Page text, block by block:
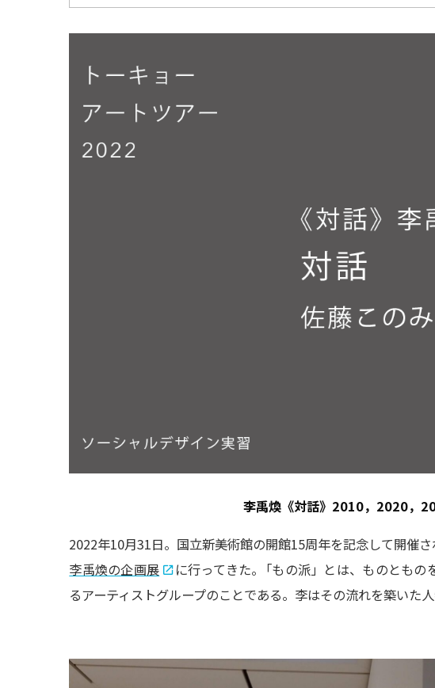
李禹煥《対話》2010，2020，
2022年10月31日。国立新美術館の開館15周年を記念して開催
李禹煥の企画展
に行ってきた。 「もの派」とは、ものとも
るアーティストグループのことである。李はその流れを築いた人